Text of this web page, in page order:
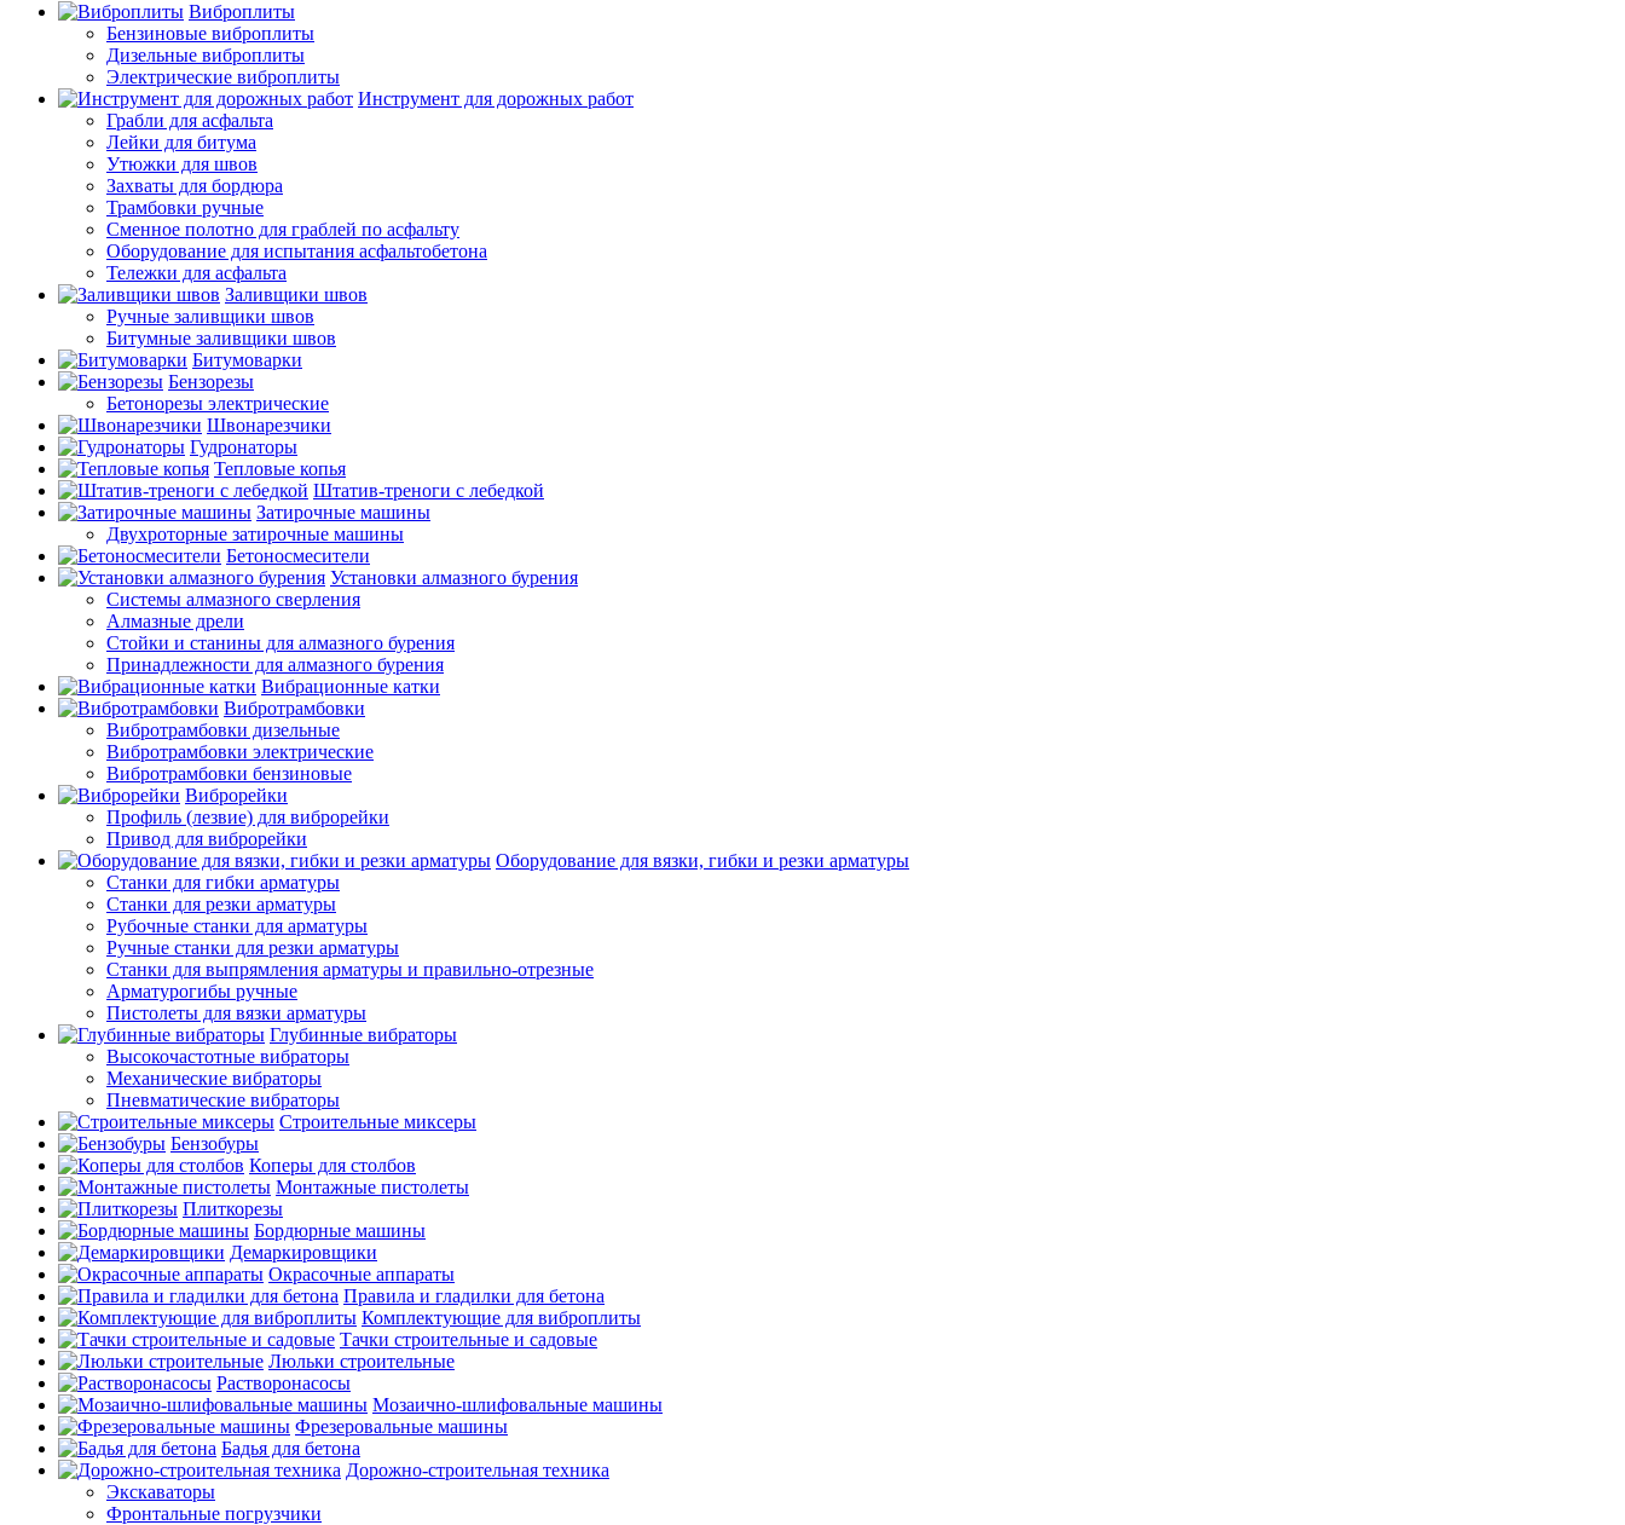
Виброплиты
Бензиновые виброплиты
Дизельные виброплиты
Электрические виброплиты
Инструмент для дорожных работ
Грабли для асфальта
Лейки для битума
Утюжки для швов
Захваты для бордюра
Трамбовки ручные
Сменное полотно для граблей по асфальту
Оборудование для испытания асфальтобетона
Тележки для асфальта
Заливщики швов
Ручные заливщики швов
Битумные заливщики швов
Битумоварки
Бензорезы
Бетонорезы электрические
Швонарезчики
Гудронаторы
Тепловые копья
Штатив-треноги с лебедкой
Затирочные машины
Двухроторные затирочные машины
Бетоносмесители
Установки алмазного бурения
Системы алмазного сверления
Алмазные дрели
Стойки и станины для алмазного бурения
Принадлежности для алмазного бурения
Вибрационные катки
Вибротрамбовки
Вибротрамбовки дизельные
Вибротрамбовки электрические
Вибротрамбовки бензиновые
Виброрейки
Профиль (лезвие) для виброрейки
Привод для виброрейки
Оборудование для вязки, гибки и резки арматуры
Станки для гибки арматуры
Станки для резки арматуры
Рубочные станки для арматуры
Ручные станки для резки арматуры
Станки для выпрямления арматуры и правильно-отрезные
Арматурогибы ручные
Пистолеты для вязки арматуры
Глубинные вибраторы
Высокочастотные вибраторы
Механические вибраторы
Пневматические вибраторы
Строительные миксеры
Бензобуры
Коперы для столбов
Монтажные пистолеты
Плиткорезы
Бордюрные машины
Демаркировщики
Окрасочные аппараты
Правила и гладилки для бетона
Комплектующие для виброплиты
Тачки строительные и садовые
Люльки строительные
Растворонасосы
Мозаично-шлифовальные машины
Фрезеровальные машины
Бадья для бетона
Дорожно-строительная техника
Экскаваторы
Фронтальные погрузчики